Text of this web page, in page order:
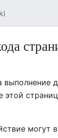
выполнение
этой
могут